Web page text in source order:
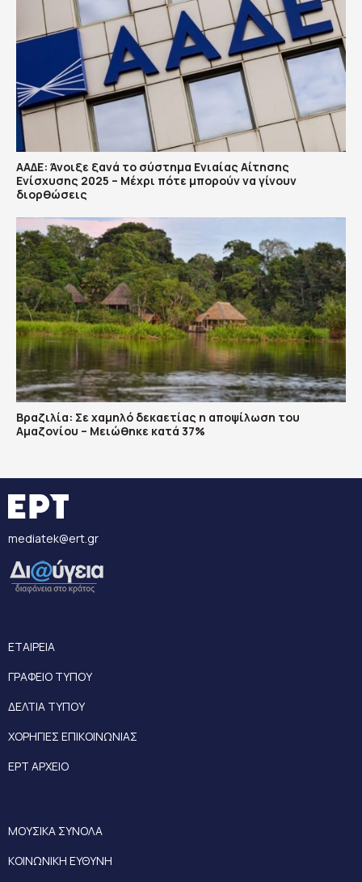
ΑΑΔΕ: Άνοιξε ξανά το σύστημα Ενιαίας Αίτησης
Ενίσχυσης 2025 – Μέχρι πότε μπορούν να γίνουν
διορθώσεις
Βραζιλία: Σε χαμηλό δεκαετίας η αποψίλωση του
Αμαζονίου – Μειώθηκε κατά 37%
mediatek@ert.gr
ΕΤΑΙΡΕΙΑ
ΓΡΑΦΕΙΟ ΤΥΠΟΥ
ΔΕΛΤΙΑ ΤΥΠΟΥ
ΧΟΡΗΓΙΕΣ ΕΠΙΚΟΙΝΩΝΙΑΣ
ΕΡΤ ΑΡΧΕΙΟ
ΜΟΥΣΙΚΑ ΣΥΝΟΛΑ
ΚΟΙΝΩΝΙΚΗ ΕΥΘΥΝΗ